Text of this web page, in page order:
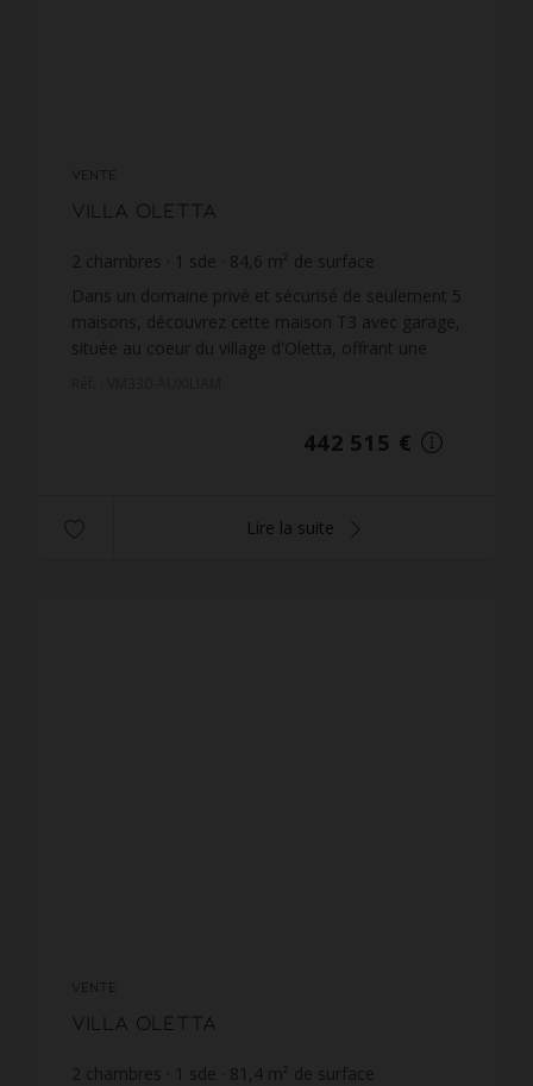
VENTE
Villa Oletta
2 chambres 1 sde 84,6 m² de surface
m² de terrain 5 230,67 € prix / m²
Dans un domaine privé et sécurisé de seulement 5
maisons, découvrez cette maison T3 avec garage,
située au coeur du village d'Oletta, offrant une
442 515 €
Lire la suite
VENTE
Villa Oletta
2 chambres 1 sde 81,4 m² de surface